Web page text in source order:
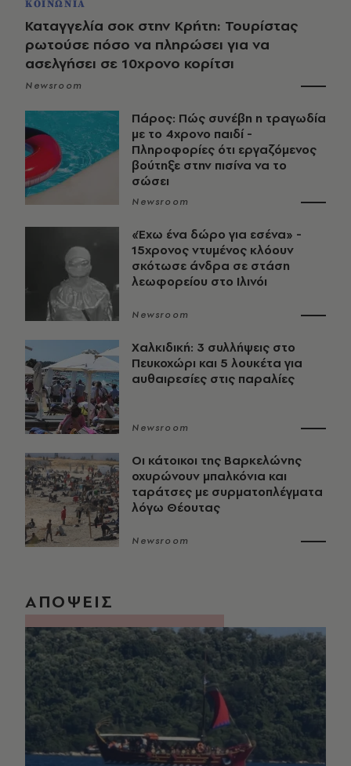
ΚΟΙΝΩΝΙΑ
Καταγγελία σοκ στην Κρήτη: Τουρίστας
ρωτούσε πόσο να πληρώσει για να
ασελγήσει σε 10χρονο κορίτσι
Newsroom
Πάρος: Πώς συνέβη η τραγωδία
με το 4χρονο παιδί -
Πληροφορίες ότι εργαζόμενος
βούτηξε στην πισίνα να το
σώσει
Newsroom
«Έχω ένα δώρο για εσένα» -
15χρονος ντυμένος κλόουν
σκότωσε άνδρα σε στάση
λεωφορείου στο Ιλινόι
Newsroom
Χαλκιδική: 3 συλλήψεις στο
Πευκοχώρι και 5 λουκέτα για
αυθαιρεσίες στις παραλίες
Newsroom
Οι κάτοικοι της Βαρκελώνης
οχυρώνουν μπαλκόνια και
ταράτσες με συρματοπλέγματα
λόγω Θέουτας
Newsroom
ΑΠΟΨΕΙΣ